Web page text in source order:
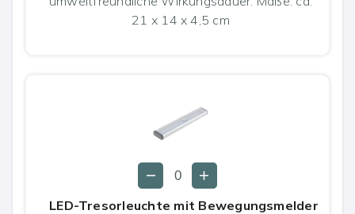
21 x 14 x 4,5 cm
LED-Tresorleuchte mit Bewegungsmelder